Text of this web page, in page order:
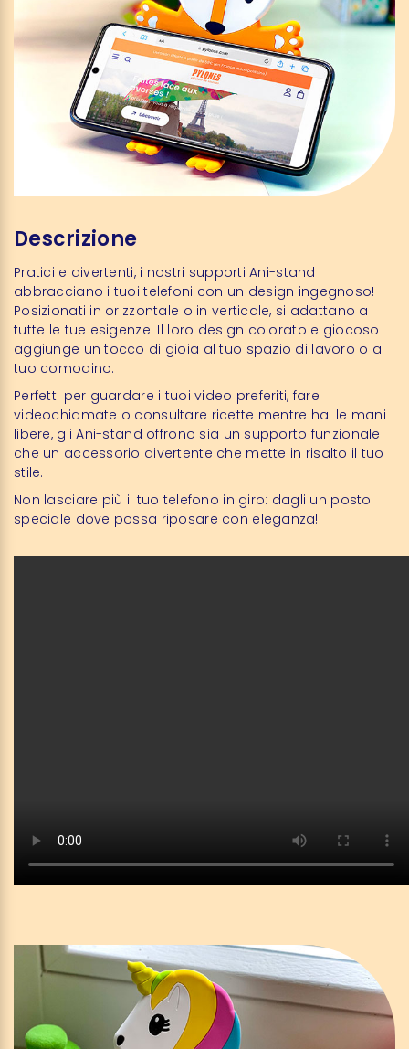
Descrizione
Pratici e divertenti, i nostri supporti Ani-stand
abbracciano i tuoi telefoni con un design ingegnoso!
Posizionati in orizzontale o in verticale, si adattano a
tutte le tue esigenze. Il loro design colorato e giocoso
aggiunge un tocco di gioia al tuo spazio di lavoro o al
tuo comodino.
Perfetti per guardare i tuoi video preferiti, fare
videochiamate o consultare ricette mentre hai le mani
libere, gli Ani-stand offrono sia un supporto funzionale
che un accessorio divertente che mette in risalto il tuo
stile.
Non lasciare più il tuo telefono in giro: dagli un posto
speciale dove possa riposare con eleganza!